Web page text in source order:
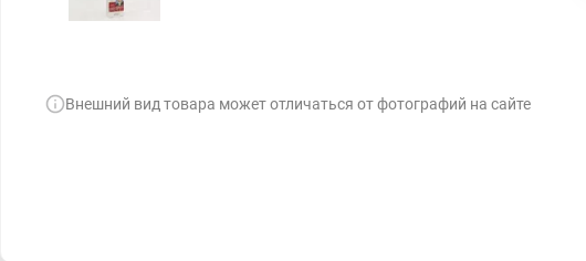
Внешний вид товара может отличаться от фотографий на сайте